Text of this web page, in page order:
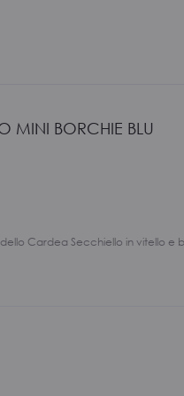
MINI BORCHIE BLU
Cardea Secchiello in vitello e